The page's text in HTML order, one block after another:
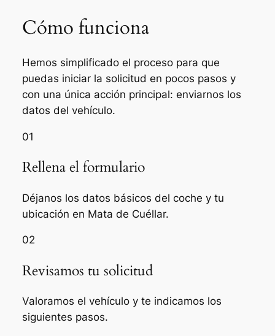
Cómo funciona
Hemos simplificado el proceso para que
puedas iniciar la solicitud en pocos pasos y
con una única acción principal: enviarnos los
datos del vehículo.
01
Rellena el formulario
Déjanos los datos básicos del coche y tu
ubicación en Mata de Cuéllar.
02
Revisamos tu solicitud
Valoramos el vehículo y te indicamos los
siguientes pasos.